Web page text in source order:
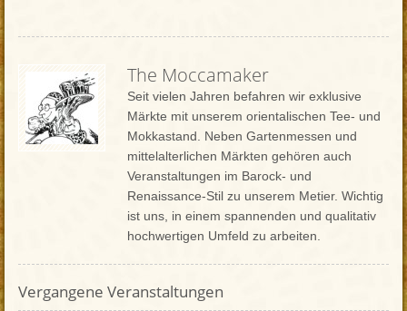
The Moccamaker
Seit vielen Jahren befahren wir exklusive
Märkte mit unserem orientalischen Tee- und
Mokkastand. Neben Gartenmessen und
mittelalterlichen Märkten gehören auch
Veranstaltungen im Barock- und
Renaissance-Stil zu unserem Metier. Wichtig
ist uns, in einem spannenden und qualitativ
hochwertigen Umfeld zu arbeiten.
Vergangene Veranstaltungen